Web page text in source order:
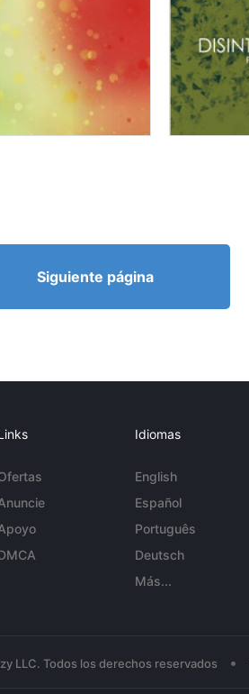
Siguiente página
Idiomas
English
Español
Português
Deutsch
Más...
LLC. Todos los derechos reservados •